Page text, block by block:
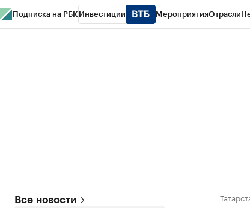
Подписка на РБК Инвестиции МероприятияОтрасли
Все новости